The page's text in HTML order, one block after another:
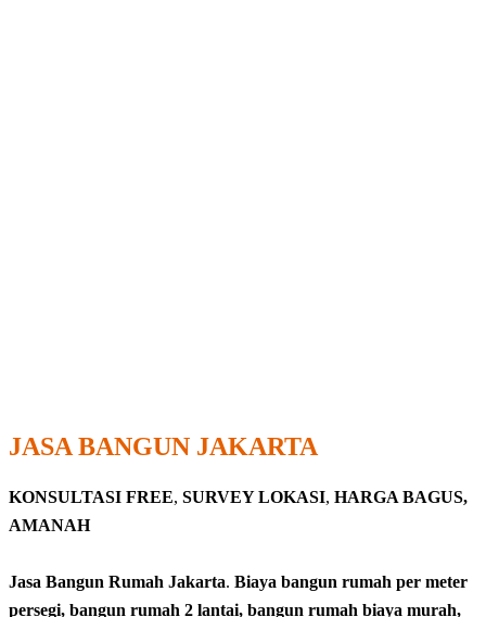
JASA BANGUN JAKARTA
KONSULTASI FREE, SURVEY LOKASI, HARGA BAGUS,
AMANAH
Jasa Bangun Rumah Jakarta. Biaya bangun rumah per meter
persegi, bangun rumah 2 lantai, bangun rumah biaya murah,